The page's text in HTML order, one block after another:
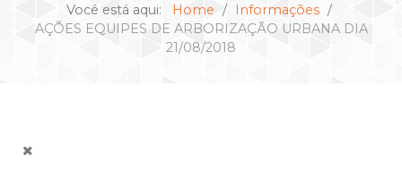
Você está aqui: Home
Informações
AÇÕES EQUIPES DE ARBORIZAÇÃO URBANA DIA
21/08/2018